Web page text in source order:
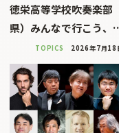
徳栄高等学校吹奏楽部
県）みんなで行こう、
TOPICS 2026年7月18